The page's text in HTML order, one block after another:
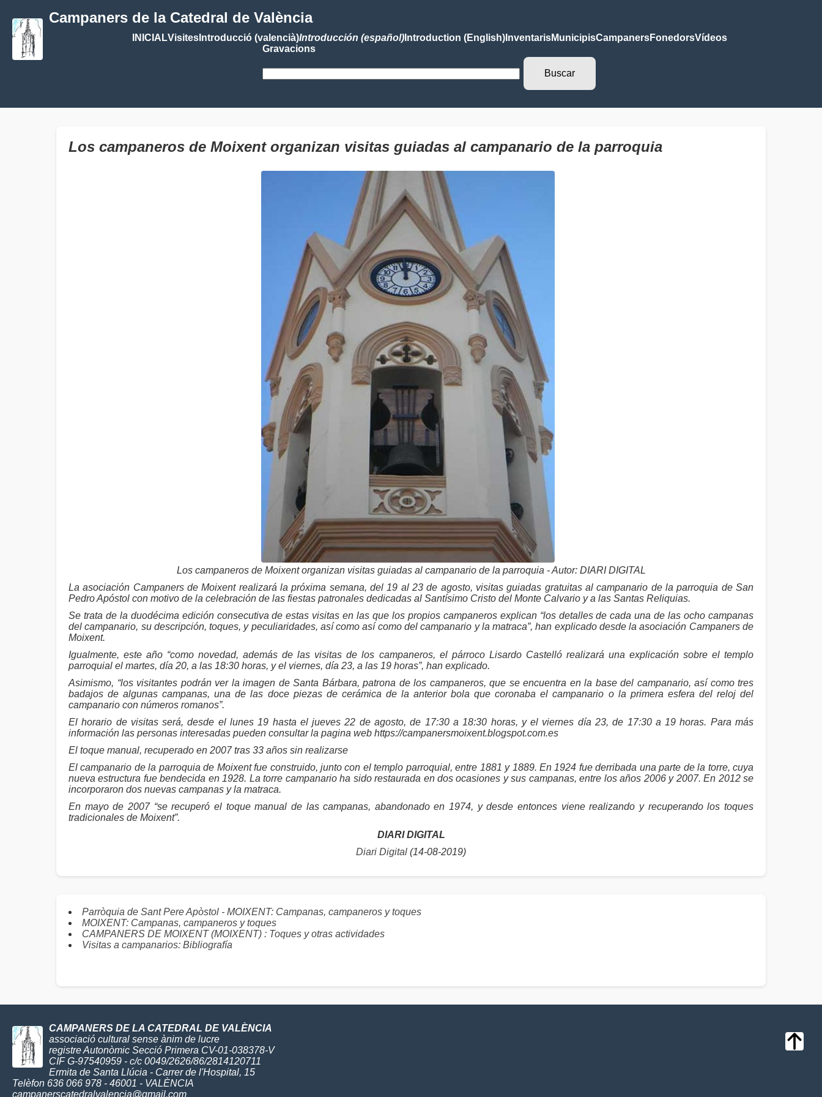
Campaners de la Catedral de València
INICIALVisitesIntroducció (valencià)Introducción (español)Introduction (English)InventarisMunicipisCampanersFonedorsVídeos
Gravacions
Los campaneros de Moixent organizan visitas guiadas al campanario de la parroquia
Los campaneros de Moixent organizan visitas guiadas al campanario de la parroquia - Autor: DIARI DIGITAL
La asociación Campaners de Moixent realizará la próxima semana, del 19 al 23 de agosto, visitas guiadas gratuitas al campanario de la parroquia de San
Pedro Apóstol con motivo de la celebración de las fiestas patronales dedicadas al Santísimo Cristo del Monte Calvario y a las Santas Reliquias.
Se trata de la duodécima edición consecutiva de estas visitas en las que los propios campaneros explican “los detalles de cada una de las ocho campanas
del campanario, su descripción, toques, y peculiaridades, así como así como del campanario y la matraca”, han explicado desde la asociación Campaners de
Moixent.
Igualmente, este año “como novedad, además de las visitas de los campaneros, el párroco Lisardo Castelló realizará una explicación sobre el templo
parroquial el martes, día 20, a las 18:30 horas, y el viernes, día 23, a las 19 horas”, han explicado.
Asimismo, “los visitantes podrán ver la imagen de Santa Bárbara, patrona de los campaneros, que se encuentra en la base del campanario, así como tres
badajos de algunas campanas, una de las doce piezas de cerámica de la anterior bola que coronaba el campanario o la primera esfera del reloj del
campanario con números romanos”.
El horario de visitas será, desde el lunes 19 hasta el jueves 22 de agosto, de 17:30 a 18:30 horas, y el viernes día 23, de 17:30 a 19 horas. Para más
información las personas interesadas pueden consultar la pagina web https://campanersmoixent.blogspot.com.es
El toque manual, recuperado en 2007 tras 33 años sin realizarse
El campanario de la parroquia de Moixent fue construido, junto con el templo parroquial, entre 1881 y 1889. En 1924 fue derribada una parte de la torre, cuya
nueva estructura fue bendecida en 1928. La torre campanario ha sido restaurada en dos ocasiones y sus campanas, entre los años 2006 y 2007. En 2012 se
incorporaron dos nuevas campanas y la matraca.
En mayo de 2007 “se recuperó el toque manual de las campanas, abandonado en 1974, y desde entonces viene realizando y recuperando los toques
tradicionales de Moixent”.
DIARI DIGITAL
Diari Digital (14-08-2019)
Parròquia de Sant Pere Apòstol - MOIXENT: Campanas, campaneros y toques
MOIXENT: Campanas, campaneros y toques
CAMPANERS DE MOIXENT (MOIXENT) : Toques y otras actividades
Visitas a campanarios: Bibliografía
CAMPANERS DE LA CATEDRAL DE VALÈNCIA
associació cultural sense ànim de lucre
registre Autonòmic Secció Primera CV-01-038378-V
CIF G-97540959 - c/c 0049/2626/86/2814120711
Ermita de Santa Llúcia - Carrer de l'Hospital, 15
Telèfon 636 066 978 - 46001 - VALÈNCIA
campanerscatedralvalencia@gmail.com